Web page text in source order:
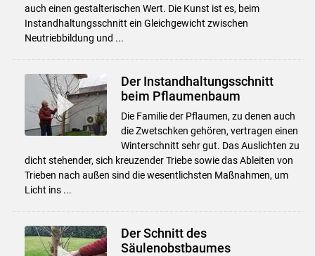
auch einen gestalterischen Wert. Die Kunst ist es, beim
Instandhaltungsschnitt ein Gleichgewicht zwischen
Neutriebbildung und ...
Der Instandhaltungsschnitt
beim Pflaumenbaum
Die Familie der Pflaumen, zu denen auch
die Zwetschken gehören, vertragen einen
Winterschnitt sehr gut. Das Auslichten zu
dicht stehender, sich kreuzender Triebe sowie das Ableiten von
Trieben nach außen sind die wesentlichsten Maßnahmen, um
Licht ins ...
Der Schnitt des
Säulenobstbaumes